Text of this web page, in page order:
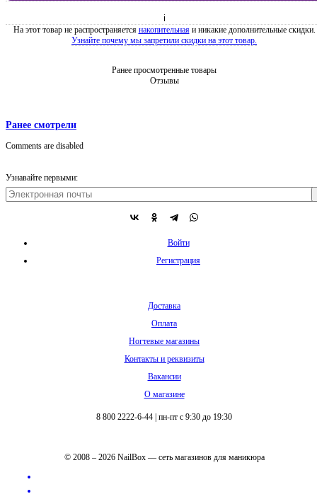
ℹ
На этот товар не распространяется накопительнаяи никакие дополнительные скидки.
Узнайте почему мы запретили скидки на этот товар.
Ранее просмотренные товары
Отзывы
Ранее смотрели
Comments are disabled
Узнавайте первыми:
Войти
Регистрация
Доставка
Оплата
Ногтевые магазины
Контакты и реквизиты
Вакансии
О магазине
8 800 2222-6-44 пн-пт с 9:30 до 19:30
© 2008 – 2026 NailBox — сеть магазинов для маникюра